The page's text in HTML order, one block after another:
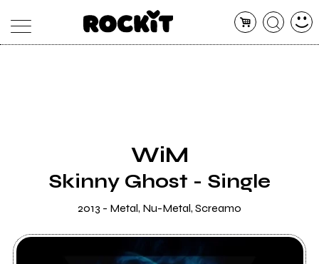
RADIO
WiM
Skinny Ghost - Single
2013 - Metal, Nu-Metal, Screamo